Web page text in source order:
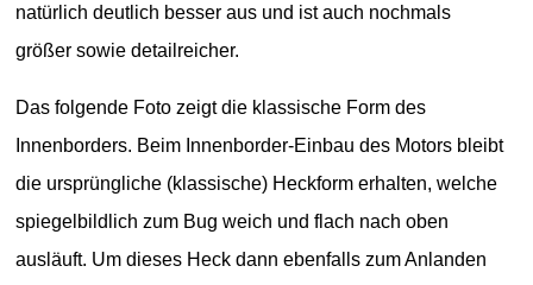
natürlich deutlich besser aus und ist auch nochmals
größer sowie detailreicher.
Das folgende Foto zeigt die klassische Form des
Innenborders. Beim Innenborder-Einbau des Motors bleibt
die ursprüngliche (klassische) Heckform erhalten, welche
spiegelbildlich zum Bug weich und flach nach oben
ausläuft. Um dieses Heck dann ebenfalls zum Anlanden